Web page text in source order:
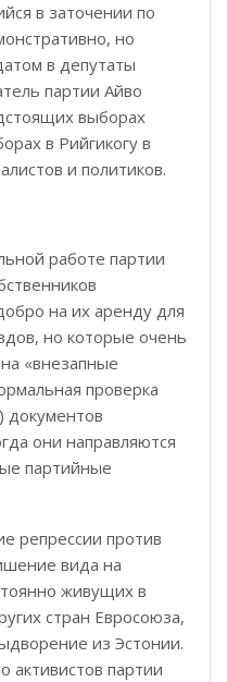
в заточении по
но
в депутаты
партии Айво
выборах
в Рийгикогу в
и политиков.
работе партии
на их аренду для
но которые очень
«внезапные
проверка
документов
они направляются
партийные
репрессии против
вида на
живущих в
стран Евросоюза,
из Эстонии.
партии